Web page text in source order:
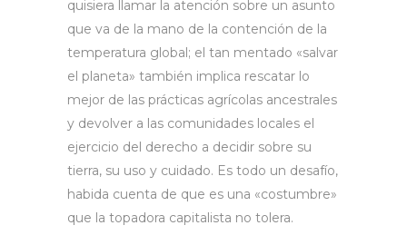
quisiera llamar la atención sobre un asunto
que va de la mano de la contención de la
temperatura global; el tan mentado «salvar
el planeta» también implica rescatar lo
mejor de las prácticas agrícolas ancestrales
y devolver a las comunidades locales el
ejercicio del derecho a decidir sobre su
tierra, su uso y cuidado. Es todo un desafío,
habida cuenta de que es una «costumbre»
que la topadora capitalista no tolera.